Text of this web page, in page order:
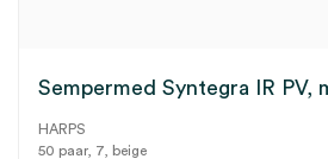
Sempermed Syntegra IR PV,
HARPS
50 paar, 7, beige